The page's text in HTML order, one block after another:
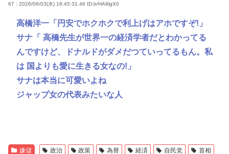
67 : 2026/06/03(水) 16:45:31.46 ID:b/HA9lgX0
高橋洋一「円安でホクホクで利上げはアホですぞ!」
サナ「 高橋先生が世界一の経済学者だとわかってる
んですけど、ドナルドがダメだつていってるもん。私
は 国よりも愛に生きる女なの!」
サナは本当に可愛いよね
ジャップ女の代表みたいな人
嫌儲 政治 政策 為替 経済 自民党
首相